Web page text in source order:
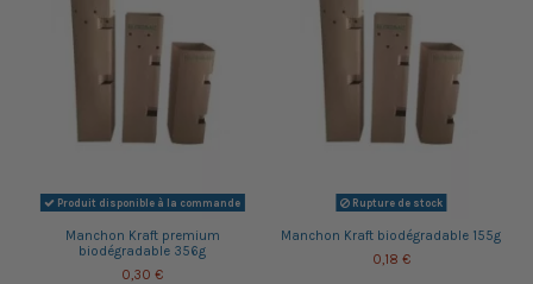
Produit disponible à la commande
Manchon Kraft premium
biodégradable 356g
0,30 €
Rupture de stock
Manchon Kraft biodégradable 155g
0,18 €